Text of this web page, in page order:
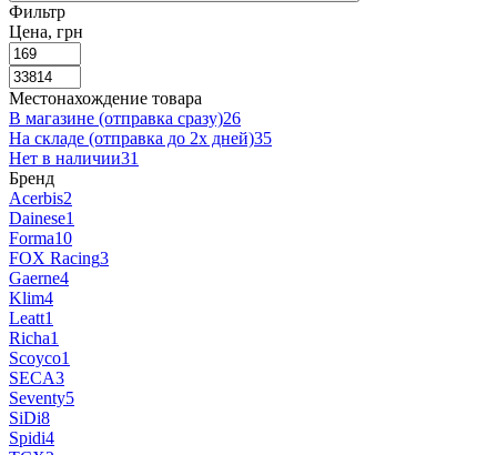
Фильтр
Цена, грн
Местонахождение товара
В магазине (отправка сразу)26
На складе (отправка до 2х дней)35
Нет в наличии31
Бренд
Acerbis2
Dainese1
Forma10
FOX Racing3
Gaerne4
Klim4
Leatt1
Richa1
Scoyco1
SECA3
Seventy5
SiDi8
Spidi4